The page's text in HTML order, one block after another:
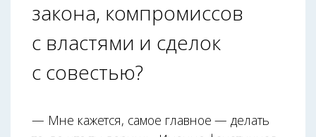
закона, компромиссов
с властями и сделок
с совестью?
— Мне кажется, самое главное — делать